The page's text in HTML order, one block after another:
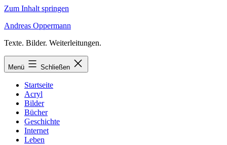
Zum Inhalt springen
Andreas Oppermann
Texte. Bilder. Weiterleitungen.
Menü Schließen
Startseite
Acryl
Bilder
Bücher
Geschichte
Internet
Leben